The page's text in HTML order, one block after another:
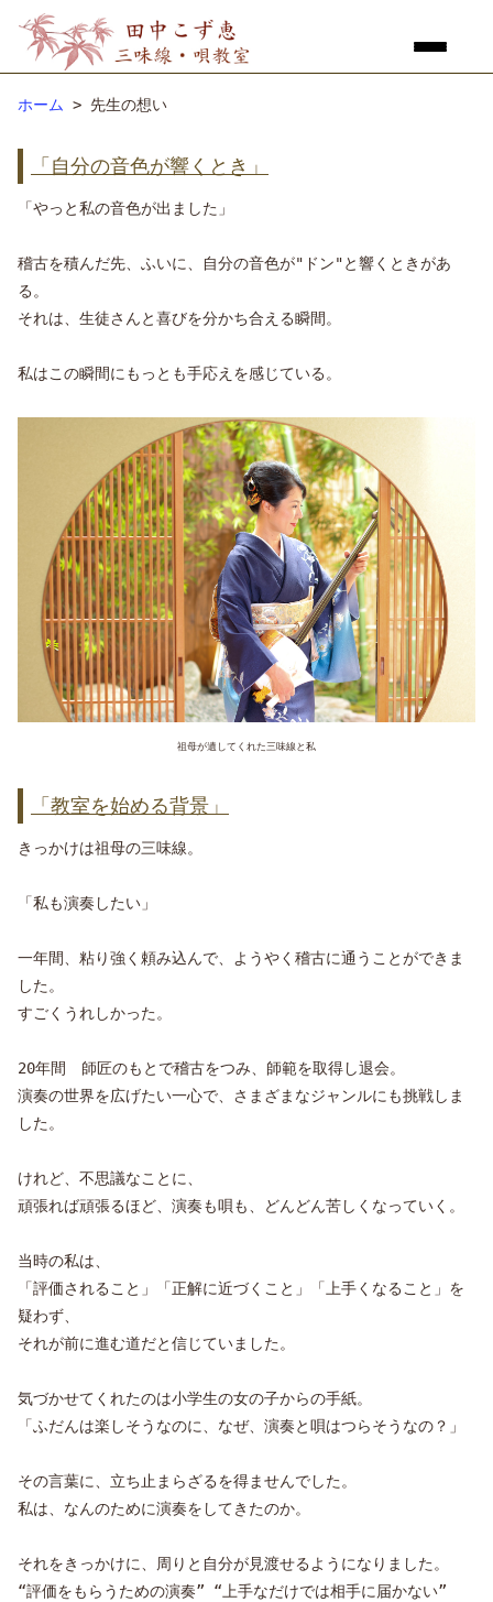
ホーム > 先生の想い
「自分の音色が響くとき」
「やっと私の音色が出ました」
稽古を積んだ先、ふいに、自分の音色が"ドン"と響くときがあ
る。
それは、生徒さんと喜びを分かち合える瞬間。
私はこの瞬間にもっとも手応えを感じている。
祖母が遺してくれた三味線と私
「教室を始める背景」
きっかけは祖母の三味線。
「私も演奏したい」
一年間、粘り強く頼み込んで、ようやく稽古に通うことができま
した。
すごくうれしかった。
20年間 師匠のもとで稽古をつみ、師範を取得し退会。
演奏の世界を広げたい一心で、さまざまなジャンルにも挑戦しま
した。
けれど、不思議なことに、
頑張れば頑張るほど、演奏も唄も、どんどん苦しくなっていく。
当時の私は、
「評価されること」「正解に近づくこと」「上手くなること」を
疑わず、
それが前に進む道だと信じていました。
気づかせてくれたのは小学生の女の子からの手紙。
「ふだんは楽しそうなのに、なぜ、演奏と唄はつらそうなの？」
その言葉に、立ち止まらざるを得ませんでした。
私は、なんのために演奏をしてきたのか。
それをきっかけに、周りと自分が見渡せるようになりました。
“評価をもらうための演奏” “上手なだけでは相手に届かない”